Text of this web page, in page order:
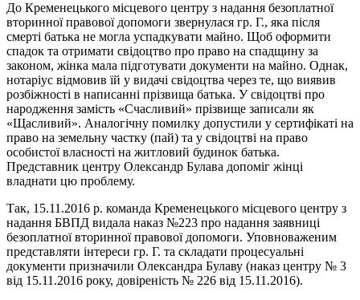
До Кременецького місцевого центру з надання безоплатної
вторинної правової допомоги звернулася гр. Г., яка після
смерті батька не могла успадкувати майно. Щоб оформити
спадок та отримати свідоцтво про право на спадщину за
законом, жінка мала підготувати документи на майно. Однак,
нотаріус відмовив їй у видачі свідоцтва через те, що виявив
розбіжності в написанні прізвища батька. У свідоцтві про
народження замість «Счасливий» прізвище записали як
«Щасливий». Аналогічну помилку допустили у сертифікаті на
право на земельну частку (пай) та у свідоцтві на право
особистої власності на житловий будинок батька.
Представник центру Олександр Булава допоміг жінці
владнати цю проблему.
Так, 15.11.2016 р. команда Кременецького місцевого центру з
надання БВПД видала наказ №223 про надання заявниці
безоплатної вторинної правової допомоги. Уповноваженим
представляти інтереси гр. Г. та складати процесуальні
документи призначили Олександра Булаву (наказ центру № 3
від 15.11.2016 року, довіреність № 226 від 15.11.2016).